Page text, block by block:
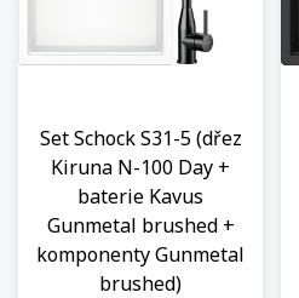
Set Schock S31-5 (dřez
Kiruna N-100 Day +
baterie Kavus
Gunmetal brushed +
komponenty Gunmetal
brushed)